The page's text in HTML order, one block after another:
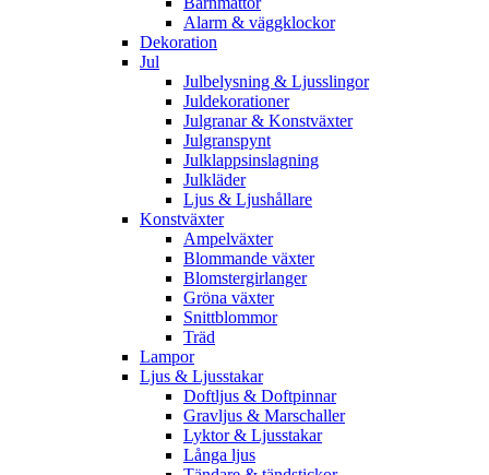
Alarm & väggklockor
Dekoration
Jul
Julbelysning & Ljusslingor
Juldekorationer
Julgranar & Konstväxter
Julgranspynt
Julklappsinslagning
Julkläder
Ljus & Ljushållare
Konstväxter
Ampelväxter
Blommande växter
Blomstergirlanger
Gröna växter
Snittblommor
Träd
Lampor
Ljus & Ljusstakar
Doftljus & Doftpinnar
Gravljus & Marschaller
Lyktor & Ljusstakar
Långa ljus